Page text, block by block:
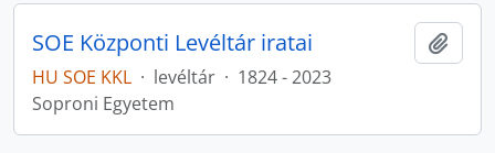
SOE Központi Levéltár iratai
HU SOE KKL · levéltár · 1824 - 2023
Soproni Egyetem